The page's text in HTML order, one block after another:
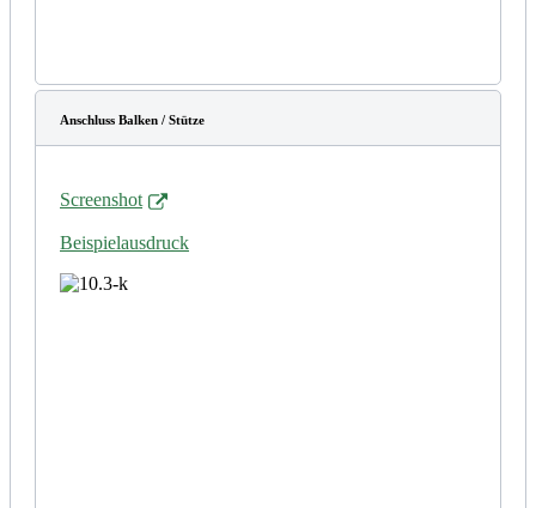
Anschluss Balken / Stütze
Screenshot
Beispielausdruck